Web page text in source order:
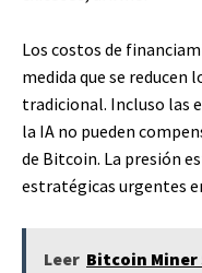
Los costos de
medida que se reducen
tradicional. Incluso las
la IA no pueden
de Bitcoin. La presión
estratégicas urgentes
Leer Bitcoin Miner